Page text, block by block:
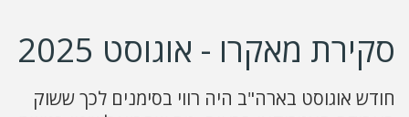
סקירת מאקרו - אוגוסט 2025
חודש אוגוסט בארה"ב היה רווי בסימנים לכך ששוק